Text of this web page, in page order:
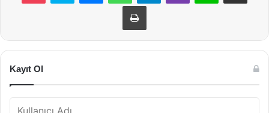
Yazdır
Kayıt Ol